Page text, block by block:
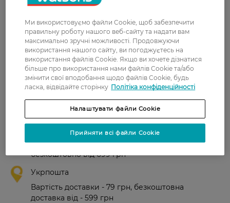
З 1 відгуків
Любов
30 вересня, 2024
Добре змиває, м'яка, мені
подобається.
Нова пошта
У відділення Нової пошти - 99 грн,
безкоштовно від 699 грн
Укрпошта
Вартість доставки - 79 грн, безкоштовна
доставка від - 599 грн
Ми використовуємо файли Cookie, щоб забезпечити
правильну роботу нашого веб-сайту та надати вам
максимально зручні можливості. Продовжуючи
використання нашого сайту, ви погоджуєтесь на
використання файлів Cookie. Якщо ви хочете дізнатися
більше про використання нами файлів Cookie та/або
змінити свої вподобання щодо файлів Cookie, будь
ласка, відвідайте сторінку Політіка конфіденційності
Налаштувати файли Cookie
Прийняти всі файли Cookie